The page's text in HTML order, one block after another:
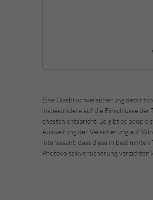
Eine Glasbruchversicherung deckt
insbesondere auf die Einschlüsse
ehesten entspricht. So gibt es
Ausweitung der Versicherung auf
interessant, dass diese in
Photovoltaikversicherung verzichten